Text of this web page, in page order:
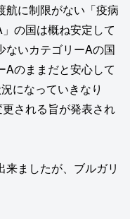
航に制限がない「疫病
の国は概ね安定して
ないカテゴリーAの国
Aのままだと安心して
になっていきなり
される旨が発表され
ましたが、ブルガリ